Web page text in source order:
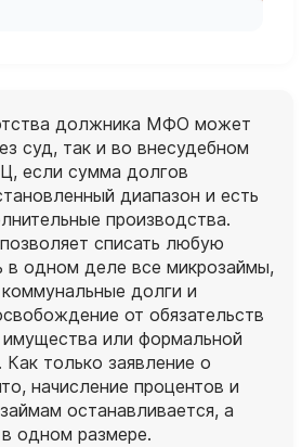
должника МФО может
суд, так и во внесудебном
если сумма долгов
диапазон и есть
производства.
списать любую
в одном деле все микрозаймы,
долги и
от обязательств
или формальной
Как только заявление о
начисление процентов и
останавливается, а
одном размере.